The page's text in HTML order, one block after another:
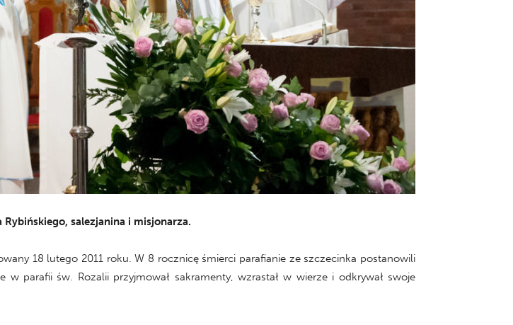
salezjanina i misjonarza.
18 lutego 2011 roku. W 8 rocznicę śmierci parafianie ze szczecinka postanowili
parafii św. Rozalii przyjmował sakramenty, wzrastał w wierze i odkrywał swoje